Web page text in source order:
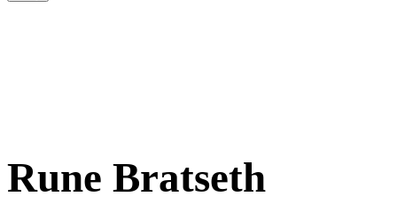
Rune Bratseth